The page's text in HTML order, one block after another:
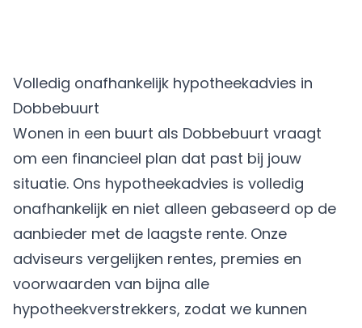
Volledig onafhankelijk hypotheekadvies in
Dobbebuurt
Wonen in een buurt als Dobbebuurt vraagt
om een financieel plan dat past bij jouw
situatie. Ons hypotheekadvies is volledig
onafhankelijk en niet alleen gebaseerd op de
aanbieder met de laagste rente. Onze
adviseurs vergelijken rentes, premies en
voorwaarden van bijna alle
hypotheekverstrekkers, zodat we kunnen